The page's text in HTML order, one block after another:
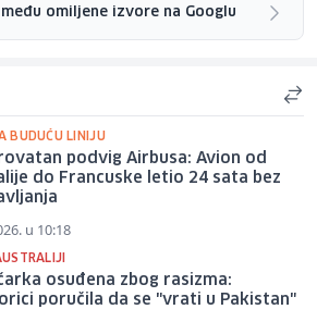
omiljene izvore na Googlu
BUDUĆU LINIJU
podvig Airbusa: Avion od
do Francuske letio 24 sata bez
u 10:18
osuđena zbog rasizma:
poručila da se "vrati u Pakistan"